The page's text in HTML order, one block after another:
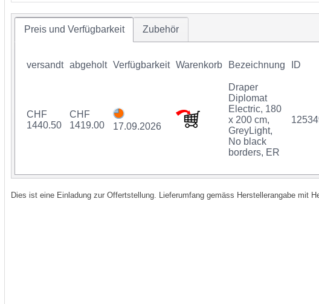
Preis und Verfügbarkeit Zubehör
versandt abgeholt Verfügbarkeit Warenkorb Bezeichnung ID
CHF
1440.50
CHF
1419.00
17.09.2026
Draper
Diplomat
Electric, 180
x 200 cm,
GreyLight,
No black
borders, ER
Dies ist eine Einladung zur Offertstellung. Lieferumfang gemäss Herstellerangabe mit